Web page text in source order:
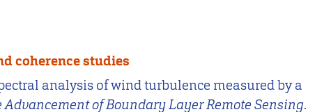
coherence studies
analysis of wind turbulence measured by a
of Boundary Layer Remote Sensing.